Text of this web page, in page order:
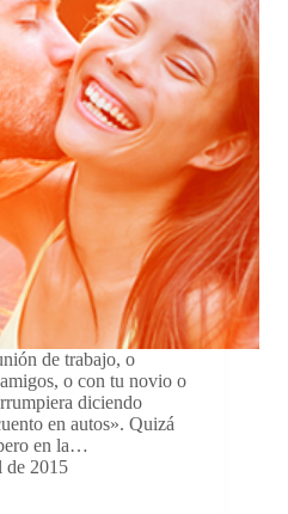
de trabajo, o
o con tu novio o
diciendo
en autos». Quizá
en la…
de 2015